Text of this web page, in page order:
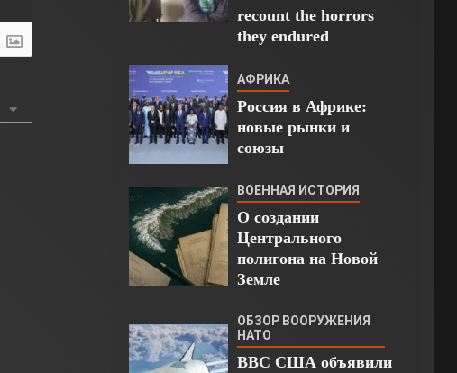
recount the horrors
they endured
АФРИКА
Россия в Африке:
новые рынки и
союзы
ВОЕННАЯ ИСТОРИЯ
О создании
Центрального
полигона на Новой
Земле
ОБЗОР ВООРУЖЕНИЯ
НАТО
ВВС США объявили